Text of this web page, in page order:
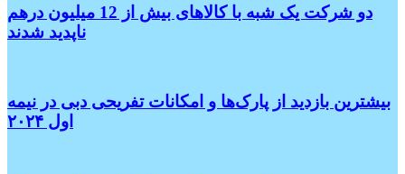
دو شرکت یک شبه با کالاهای بیش از 12 میلیون درهم
ناپدید شدند
بیشترین بازدید از پارک‌ها و امکانات تفریحی دبی در نیمه
اول ۲۰۲۴